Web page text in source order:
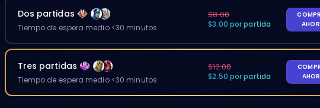
Dos partidas
Tiempo de espera medio <30 minutos
$8.00
$3.00 por partida
Tres partidas
Tiempo de espera medio <30 minutos
$12.00
$2.50 por partida